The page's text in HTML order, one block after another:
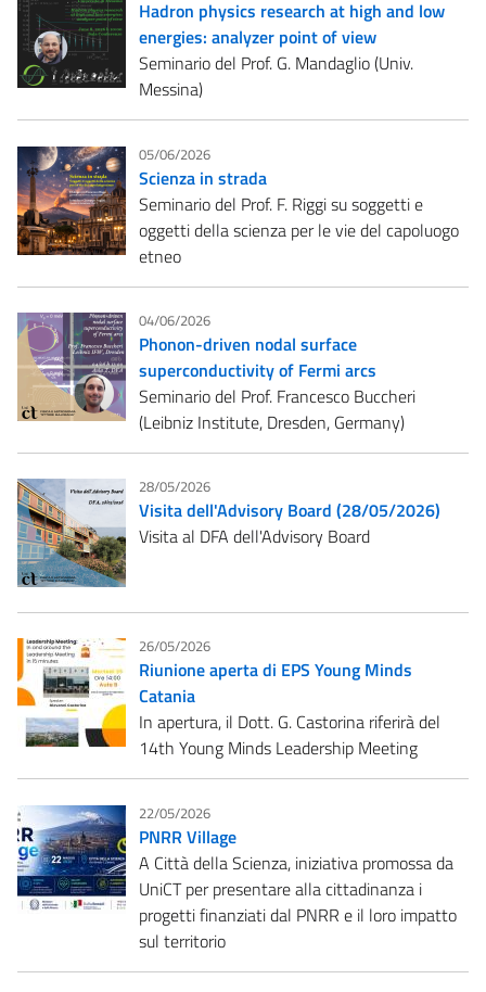
Hadron physics research at high and low
energies: analyzer point of view
Seminario del Prof. G. Mandaglio (Univ.
Messina)
05/06/2026
Scienza in strada
Seminario del Prof. F. Riggi su soggetti e
oggetti della scienza per le vie del capoluogo
etneo
04/06/2026
Phonon-driven nodal surface
superconductivity of Fermi arcs
Seminario del Prof. Francesco Buccheri
(Leibniz Institute, Dresden, Germany)
28/05/2026
Visita dell'Advisory Board (28/05/2026)
Visita al DFA dell'Advisory Board
26/05/2026
Riunione aperta di EPS Young Minds
Catania
In apertura, il Dott. G. Castorina riferirà del
14th Young Minds Leadership Meeting
22/05/2026
PNRR Village
A Città della Scienza, iniziativa promossa da
UniCT per presentare alla cittadinanza i
progetti finanziati dal PNRR e il loro impatto
sul territorio